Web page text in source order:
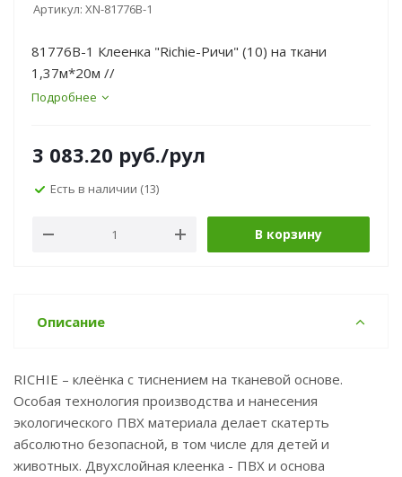
Артикул: XN-81776B-1
81776B-1 Клеенка "Richie-Ричи" (10) на ткани
1,37м*20м //
Подробнее
3 083.20 руб./рул
Есть в наличии (13)
В корзину
Описание
RICHIE – клеёнка с тиснением на тканевой основе.
Особая технология производства и нанесения
экологического ПВХ материала делает скатерть
абсолютно безопасной, в том числе для детей и
животных. Двухслойная клеенка - ПВХ и основа